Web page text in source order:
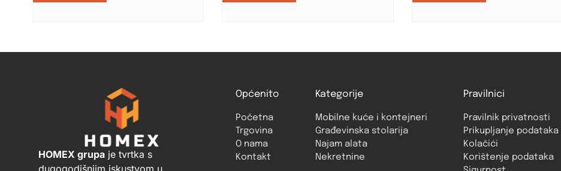
HOMEX grupaje tvrtka s
Općenito
Početna
Trgovina
O nama
Kontakt
Kategorije
Mobilne kuće i kontejneri
Građevinska stolarija
Najam alata
Nekretnine
Pravilnici
Pravilnik privatnosti
Prikupljanje podataka
Kolačići
Korištenje podataka